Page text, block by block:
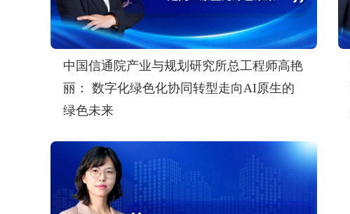
中国信通院产业与规划研究所总工程师高艳
丽： 数字化绿色化协同转型走向AI原生的
绿色未来